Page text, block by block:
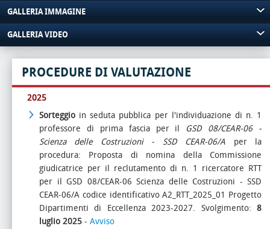
GALLERIA IMMAGINE
GALLERIA VIDEO
PROCEDURE DI VALUTAZIONE
2025
Sorteggio in seduta pubblica per l'individuazione di n. 1
professore di prima fascia per il
GSD 08/CEAR-06 -
Scienza delle Costruzioni - SSD CEAR-06/A per la
procedura: Proposta di nomina della Commissione
giudicatrice per il reclutamento di n. 1 ricercatore RTT
per il GSD 08/CEAR-06 Scienza delle Costruzioni - SSD
CEAR-06/A codice identificativo A2_RTT_2025_01 Progetto
Dipartimenti di Eccellenza 2023-2027. Svolgimento: 8
luglio 2025 - Avviso